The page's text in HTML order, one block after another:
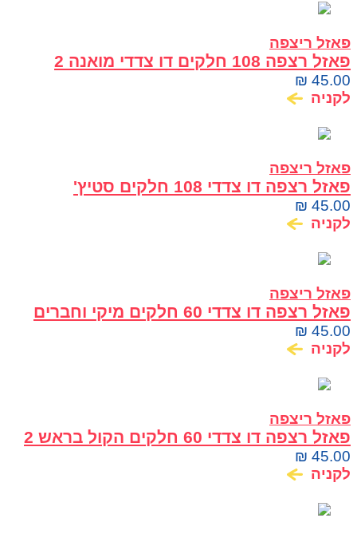
פאזל ריצפה
פאזל רצפה 108 חלקים דו צדדי מואנה 2
₪ 45.00
לקניה
פאזל ריצפה
פאזל רצפה דו צדדי 108 חלקים סטיץ'
₪ 45.00
לקניה
פאזל ריצפה
פאזל רצפה דו צדדי 60 חלקים מיקי וחברים
₪ 45.00
לקניה
פאזל ריצפה
פאזל רצפה דו צדדי 60 חלקים הקול בראש 2
₪ 45.00
לקניה